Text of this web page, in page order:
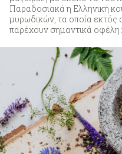
Παραδοσιακά η Ελληνική
μυρωδικών, τα οποία εκτός
παρέχουν σημαντικά οφέλη